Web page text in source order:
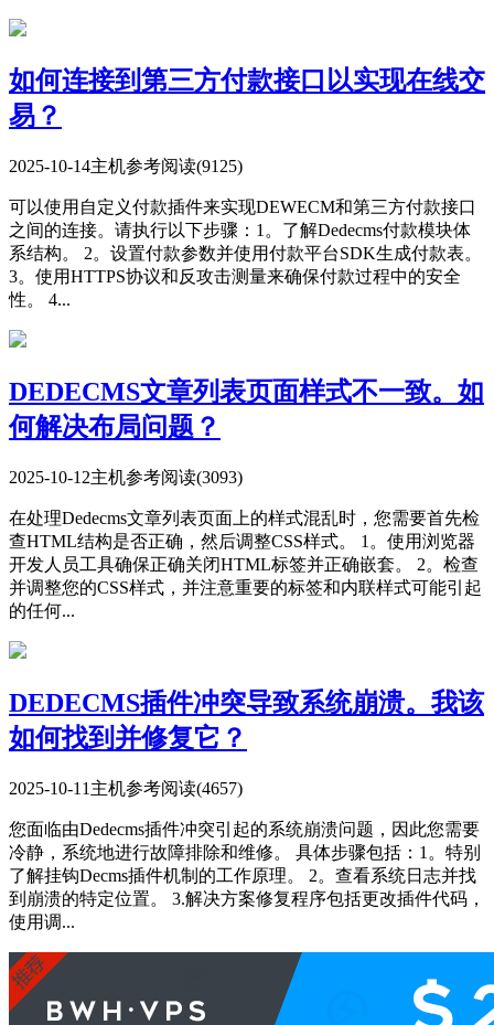
如何连接到第三方付款接口以实现在线交
易？
2025-10-14主机参考阅读(9125)
可以使用自定义付款插件来实现DEWECM和第三方付款接口
之间的连接。请执行以下步骤：1。了解Dedecms付款模块体
系结构。 2。设置付款参数并使用付款平台SDK生成付款表。
3。使用HTTPS协议和反攻击测量来确保付款过程中的安全
性。 4...
DEDECMS文章列表页面样式不一致。如
何解决布局问题？
2025-10-12主机参考阅读(3093)
在处理Dedecms文章列表页面上的样式混乱时，您需要首先检
查HTML结构是否正确，然后调整CSS样式。 1。使用浏览器
开发人员工具确保正确关闭HTML标签并正确嵌套。 2。检查
并调整您的CSS样式，并注意重要的标签和内联样式可能引起
的任何...
DEDECMS插件冲突导致系统崩溃。我该
如何找到并修复它？
2025-10-11 主机参考阅读(4657)
您面临由Dedecms插件冲突引起的系统崩溃问题，因此您需要
冷静，系统地进行故障排除和维修。 具体步骤包括：1。特别
了解挂钩Decms插件机制的工作原理。 2。查看系统日志并找
到崩溃的特定位置。 3.解决方案修复程序包括更改插件代码，
使用调...